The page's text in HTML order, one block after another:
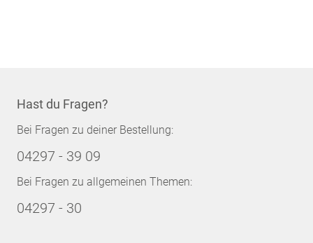
Hast du Fragen?
Bei Fragen zu deiner Bestellung:
04297 - 39 09
Bei Fragen zu allgemeinen Themen:
04297 - 30